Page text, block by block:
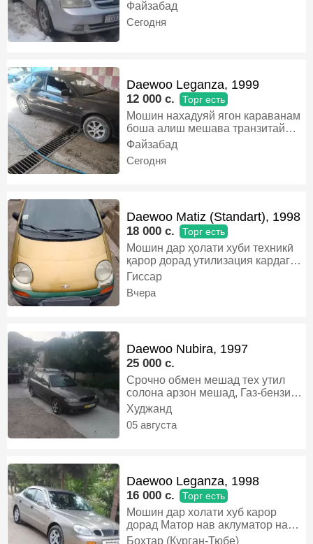
Файзабад
Сегодня
Daewoo Leganza, 1999
12 000 c. Торг есть
Мошин нахадуяй ягон караванам
боша алиш мешава транзитай
проста сохибш каравангирай
барои хаму мефруша, Газ-бензин,
Механика, Седан
Файзабад
Сегодня
Daewoo Matiz (Standart), 1998
18 000 c. Торг есть
Мошин дар ҳолати хуби техникӣ
қарор дорад утилизация кардаги
хама хучатои Солона 💯 фоиз то
соли 2027 фавран фурухта
мешавад . Муомила камтар
Гиссар
Вчера
Daewoo Nubira, 1997
25 000 c.
Срочно обмен мешад тех утил
солона арзон мешад, Газ-бензин,
Механика, Универсал
Худжанд
05 августа
Daewoo Leganza, 1998
16 000 c. Торг есть
Мошин дар холати хуб карор
дорад Матор нав аклуматор нав
Документ утил дора Факат камтар
Бохтар (Курган-Тюбе)